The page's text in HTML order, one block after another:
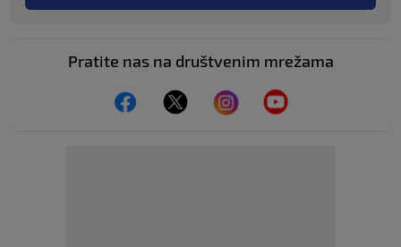
Pratite nas na društvenim mrežama